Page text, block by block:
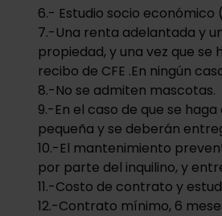
6.- Estudio socio económico
7.-Una renta adelantada y
propiedad, y una vez que
recibo de CFE .En ningún
8.-No se admiten mascotas.
9.-En el caso de que se
pequeña y se deberán
10.-El mantenimiento
por parte del inquilino, y
11.-Costo de contrato y
12.-Contrato mínimo, 6